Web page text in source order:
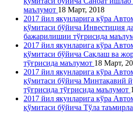
маълумот 18 Март, 2018
2017 йил якунларига кўра
қўмитаси бўйича Инвестиция
бажарилишии тўғрисида
2017 йил якунларига кўра
қўмитаси бўйича Сақлаш ва
тўғрисида маълумот 18 Март,
2017 йил якунларига кўра
қўмитаси бўйича Минтақавий
тўғрисида тўғрисида маълумот
2017 йил якунларига кўра
қўмитаси бўйича Тўла